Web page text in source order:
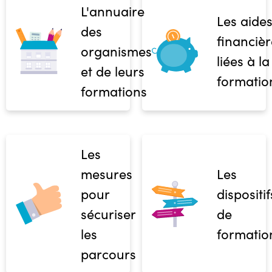
L'annuaire
des
organismes
et de leurs
formations
Les aides
liées à la
Les
mesures
pour
sécuriser
les
parcours
Les
de